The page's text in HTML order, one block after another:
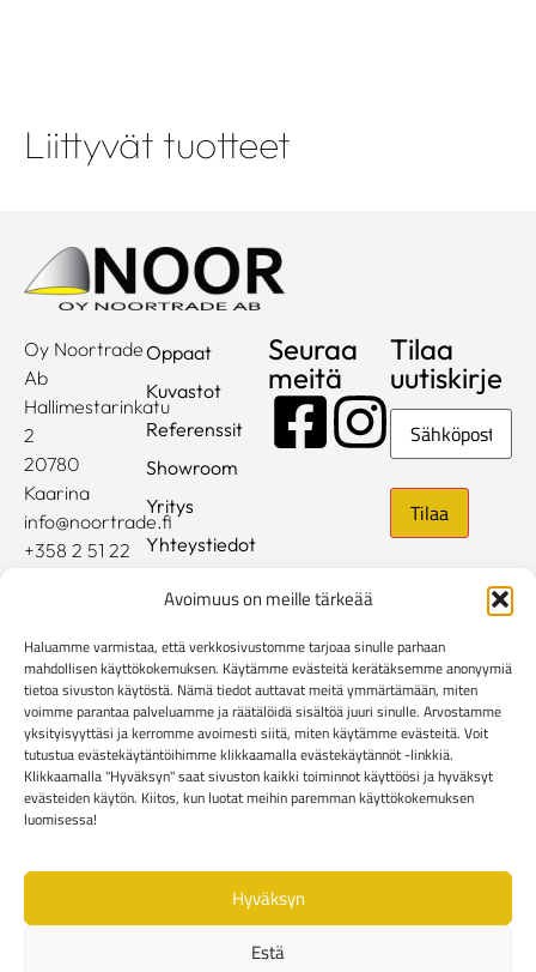
Avoimuus on meille tärkeää
Haluamme varmistaa, että verkkosivustomme tarjoaa sinulle parhaan
mahdollisen käyttökokemuksen. Käytämme evästeitä kerätäksemme anonyymiä
tietoa sivuston käytöstä. Nämä tiedot auttavat meitä ymmärtämään, miten
voimme parantaa palveluamme ja räätälöidä sisältöä juuri sinulle. Arvostamme
yksityisyyttäsi ja kerromme avoimesti siitä, miten käytämme evästeitä. Voit
tutustua evästekäytäntöihimme klikkaamalla evästekäytännöt -linkkiä.
Klikkaamalla "Hyväksyn" saat sivuston kaikki toiminnot käyttöösi ja hyväksyt
evästeiden käytön. Kiitos, kun luotat meihin paremman käyttökokemuksen
luomisessa!
Hyväksyn
Estä
Liittyvät tuotteet
Oy Noortrade
Ab
Hallimestarinkatu
2
20780
Kaarina
info@noortrade.fi
+358 2 51 22
Oppaat
Kuvastot
Referenssit
Showroom
Yritys
Yhteystiedot
Mediapankki
Seuraa
meitä
Tilaa
uutiskirje
Sähköposti
Rekisteri- ja tietosuojaseloste
Kuluttaja-asiakkaiden toimitusehdot
Yritysasiakkaiden toimitusehdotReklamaatiolomake
Evästekäytännöt